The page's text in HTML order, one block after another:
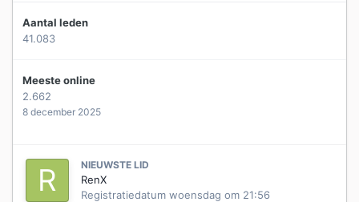
Aantal leden
41.083
Meeste online
2.662
8 december 2025
NIEUWSTE LID
RenX
Registratiedatum woensdag om 21:56